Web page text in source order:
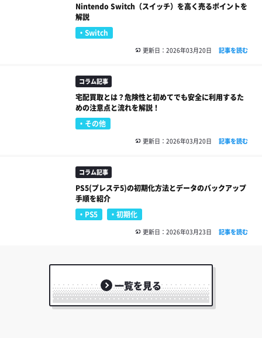
Nintendo Switch（スイッチ）を高く売るポイントを
解説
Switch
更新日：2026年03月20日 記事を読む
コラム記事
宅配買取とは？危険性と初めてでも安全に利用するた
めの注意点と流れを解説！
その他
更新日：2026年03月20日 記事を読む
コラム記事
PS5(プレステ5)の初期化方法とデータのバックアップ
手順を紹介
PS5
初期化
更新日：2026年03月23日 記事を読む
一覧を見る